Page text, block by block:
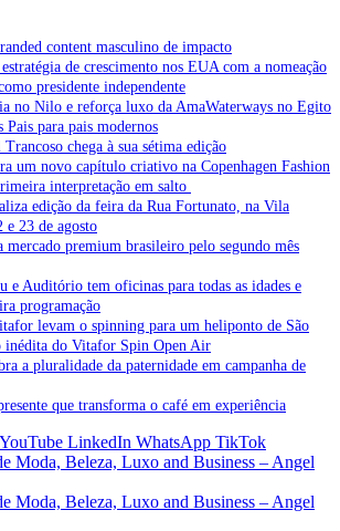
content masculino de impacto
de crescimento nos EUA com a nomeação
presidente independente
no Nilo e reforça luxo da AmaWaterways no Egito
Pais para pais modernos
chega à sua sétima edição
um novo capítulo criativo na Copenhagen Fashion
interpretação em salto
edição da feira da Rua Fortunato, na Vila
e 23 de agosto
mercado premium brasileiro pelo segundo mês
e Auditório tem oficinas para todas as idades e
programação
levam o spinning para um heliponto de São
inédita do Vitafor Spin Open Air
a pluralidade da paternidade em campanha de
que transforma o café em experiência
YouTube LinkedIn WhatsApp TikTok